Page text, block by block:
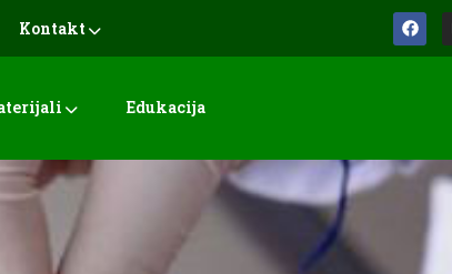
Kontakt
Edukacija